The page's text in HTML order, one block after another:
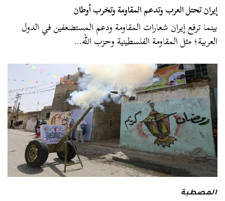
إيران تحتل العرب وتدعم المقاومة وتخرب أوطان
بينما ترفع إيران شعارات المقاومة ودعم المستضعفين في الدول
العربية؛ مثل المقاومة الفلسطينية وحزب الله…
المصطبة